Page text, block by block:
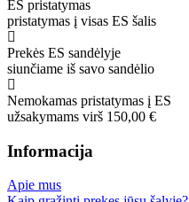
ES pristatymas
pristatymas į visas ES šalis
Prekės ES sandėlyje
siunčiame iš savo sandėlio
Nemokamas pristatymas į ES
užsakymams virš 150,00 €
Informacija
Apie mus